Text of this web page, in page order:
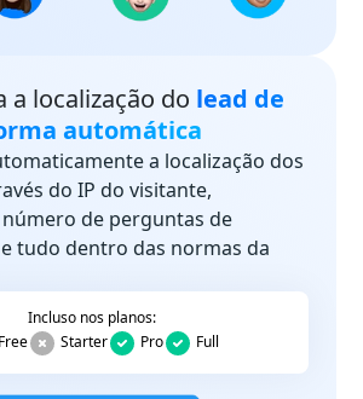
a localização do lead de
automática
a localização dos
do IP do visitante,
de perguntas de
tudo dentro das normas da
Incluso nos planos:
Free
Starter Pro Full